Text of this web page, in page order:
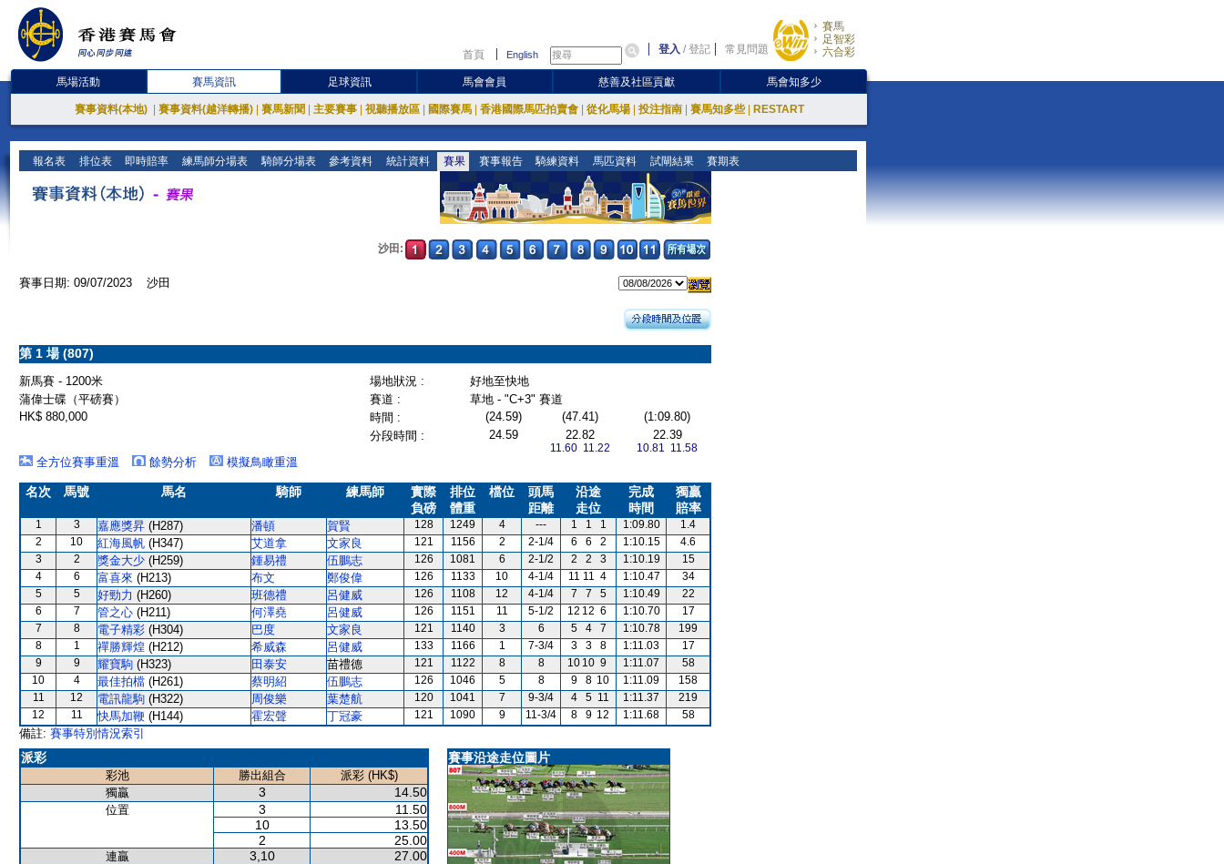
首頁 English 登入 /登記 常見問題
賽馬
足智彩
六合彩
馬場活動 賽馬資訊 足球資訊 馬會會員 慈善及社區貢獻 馬會知多少
賽事資料(本地) 賽事資料(越洋轉播) 賽馬新聞 主要賽事 視聽播放區 國際賽馬 香港國際馬匹拍賣會 從化馬場 投注指南 賽馬知多些 RESTART
報名表 排位表 即時賠率 練馬師分場表 騎師分場表 參考資料 統計資料 賽果 賽事報告 騎練資料 馬匹資料 試閘結果 賽期表
沙田:
賽事日期: 09/07/2023 沙田
第 1 場 (807)
新馬賽 - 1200米 場地狀況 :
好地至快地
蒲偉士碟（平磅賽）
賽道 :
草地 - "C+3" 賽道
HK$ 880,000
時間 : (24.59) (47.41)
(1:09.80)
分段時間 :
24.59 22.82
11.60 11.22
22.39
10.81 11.58
全方位賽事重溫 餘勢分析 模擬鳥瞰重溫
名次 馬號 馬名 騎師 練馬師
實際
負磅
排位
體重
檔位
頭馬
距離
沿途
走位
完成
時間
獨贏
賠率
1 3 嘉應獎昇 (H287) 潘頓 賀賢 128 1249 4 --- 1 1 1 1:09.80
1.4
2
10 紅海風帆 (H347) 艾道拿 文家良 121 1156 2 2-1/4 6 6 2 1:10.15
4.6
3
2 獎金大少 (H259) 鍾易禮 伍鵬志 126 1081 6 2-1/2 2 2 3 1:10.19
15
4
6 富喜來 (H213) 布文 鄭俊偉 126 1133 10 4-1/4 11 11 4 1:10.47
34
5
5 好勁力 (H260) 班德禮 呂健威 126 1108 12 4-1/4 7 7 5 1:10.49
22
6
7 管之心 (H211) 何澤堯 呂健威 126 1151 11 5-1/2 12 12 6 1:10.70
17
7
8 電子精彩 (H304) 巴度 文家良 121 1140 3 6 5 4 7 1:10.78
199
8
1 禪勝輝煌 (H212) 希威森 呂健威 133 1166 1 7-3/4 3 3 8 1:11.03
17
9
9 耀寶駒 (H323) 田泰安 苗禮德 121 1122 8 8 10 10 9 1:11.07
58
10
4 最佳拍檔 (H261) 蔡明紹 伍鵬志 126 1046 5 8 9 8 10 1:11.09
158
11
12 電訊龍駒 (H322) 周俊樂 葉楚航 120 1041 7 9-3/4 4 5 11 1:11.37
219
12
11 快馬加鞭 (H144) 霍宏聲 丁冠豪 121 1090 9 11-3/4 8 9 12 1:11.68 58
備註: 賽事特別情況索引
派彩
彩池 勝出組合
派彩 (HK$)
獨贏
3 14.50
位置 3
11.50
10
13.50
2
25.00
連贏 3,10 27.00
賽事沿途走位圖片